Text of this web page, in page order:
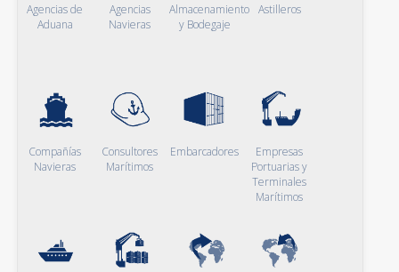
Agencias de
Aduana
Agencias
Navieras
Almacenamiento
y Bodegaje
Astilleros
Compañías
Navieras
Consultores
Marítimos
Embarcadores
Empresas
Portuarias y
Terminales
Marítimos